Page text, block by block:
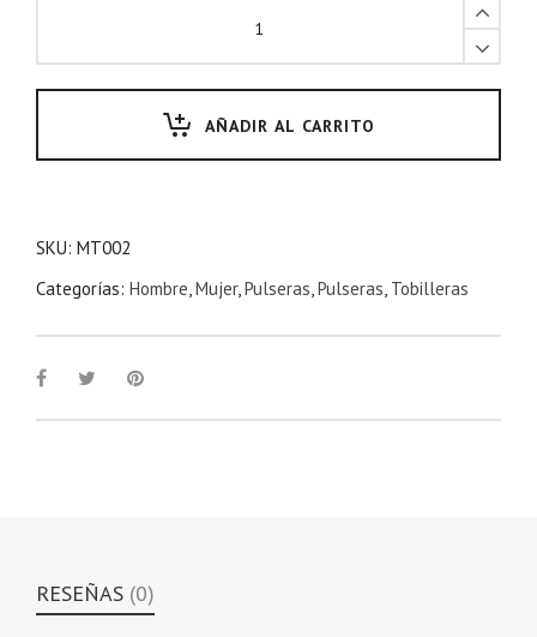
AÑADIR AL CARRITO
SKU: MT002
Categorías: Hombre,Mujer,Pulseras,Pulseras, Tobilleras
RESEÑAS (0)